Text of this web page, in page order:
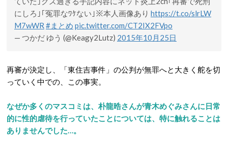
にしろ｣｢冤罪なﾜｹない｣※本人画像あり https://t.co/slrLW
M7wWR #まとめ pic.twitter.com/CT2IX2FVpo
— つかだ ゆう (@Keagy2Lutz) 2015年10月25日
再審が決定し、「東住吉事件」の公判が無罪へと大きく舵を切
っていく中での、この事実。
なぜか多くのマスコミは、朴龍晧さんが青木めぐみさんに日常
的に性的虐待を行っていたことについては、特に触れることは
ありませんでした…。